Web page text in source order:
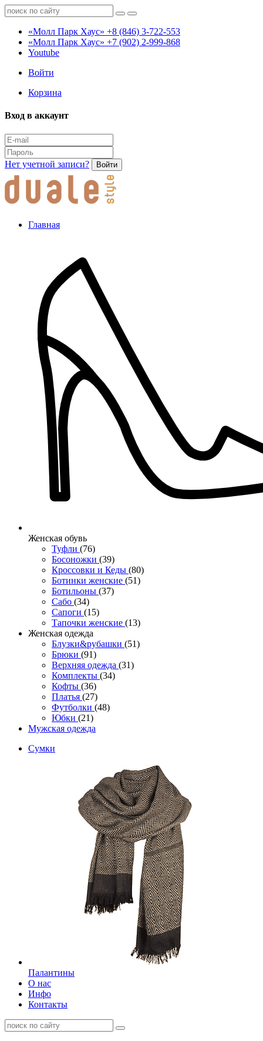
«Молл Парк Хаус» +8 (846) 3-722-553
«Молл Парк Хаус» +7 (902) 2-999-868
Youtube
Войти
Корзина
Вход в аккаунт
Нет учетной записи? Войти
Главная
Женcкая обувь
Туфли (76)
Босоножки (39)
Кроссовки и Кеды (80)
Ботинки женские (51)
Ботильоны (37)
Сабо (34)
Сапоги (15)
Тапочки женские (13)
Женская одежда
Блузки&рубашки (51)
Брюки (91)
Верхняя одежда (31)
Комплекты (34)
Кофты (36)
Платья (27)
Футболки (48)
Юбки (21)
Мужская одежда
Сумки
Палантины
О нас
Инфо
Контакты